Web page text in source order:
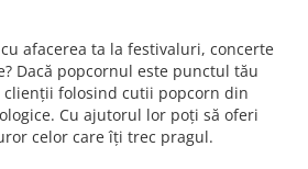
afacerea ta la festivaluri, concerte
Dacă popcornul este punctul tău
folosind cutii popcorn din
Cu ajutorul lor poți să oferi
celor care îți trec pragul.